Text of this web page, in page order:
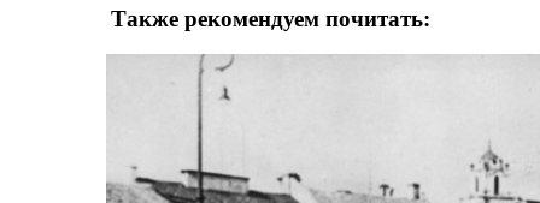
Также рекомендуем почитать: